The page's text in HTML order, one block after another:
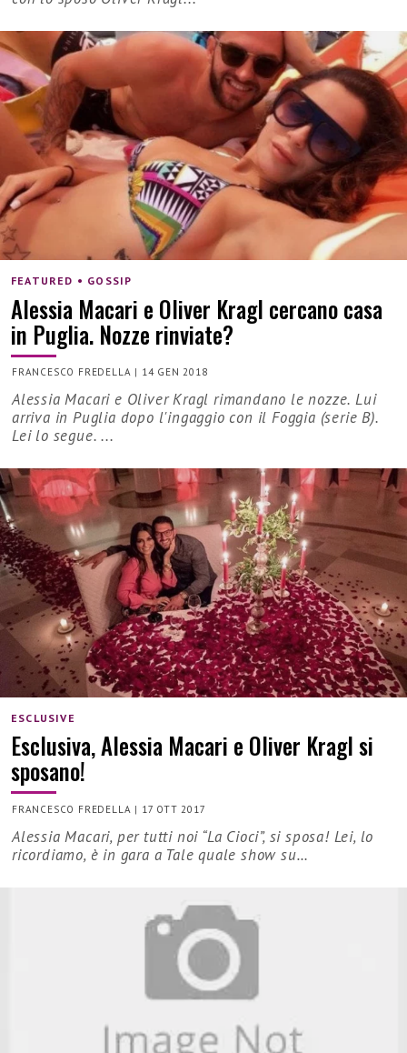
FEATURED • GOSSIP
Alessia Macari e Oliver Kragl cercano casa
in Puglia. Nozze rinviate?
FRANCESCO FREDELLA | 14 GEN 2018
Alessia Macari e Oliver Kragl rimandano le nozze. Lui
arriva in Puglia dopo l'ingaggio con il Foggia (serie B).
Lei lo segue. ...
ESCLUSIVE
Esclusiva, Alessia Macari e Oliver Kragl si
sposano!
FRANCESCO FREDELLA | 17 OTT 2017
Alessia Macari, per tutti noi “La Cioci”, si sposa! Lei, lo
ricordiamo, è in gara a Tale quale show su…